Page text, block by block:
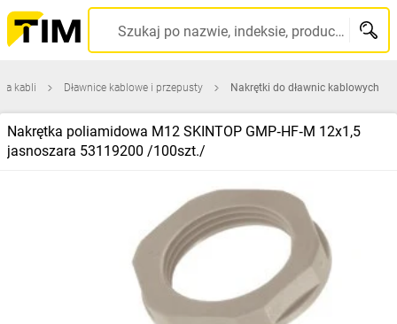
Szukaj po nazwie, indeksie, producencie, kodzie kreskowym...
kabli Dławnice kablowe i przepusty Nakrętki do dławnic kablowych
Nakrętka poliamidowa M12 SKINTOP GMP‑HF‑M 12x1,5
jasnoszara 53119200 /100szt./